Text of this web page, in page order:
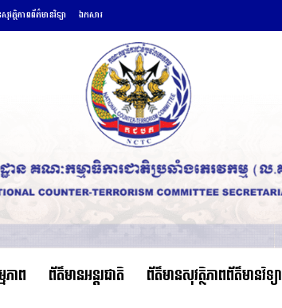
វត្ថិភាពព័ត៌មានវិទ្យា ឯកសារ
ភាព ព័ត៌មានអន្តរជាតិ ព័ត៌មានសុវត្ថិភាពព័ត៌មានវិទ្យា